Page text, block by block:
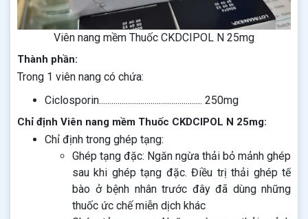
Viên nang mềm Thuốc CKDCIPOL N 25mg
Thành phần:
Trong 1 viên nang có chứa:
Ciclosporin.................................................. 250mg
Chỉ định Viên nang mềm Thuốc CKDCIPOL N 25mg:
Chỉ định trong ghép tạng:
Ghép tạng đặc: Ngăn ngừa thải bỏ mảnh ghép
sau khi ghép tạng đặc. Điều trị thải ghép tế
bào ở bệnh nhân trước đây đã dùng những
thuốc ức chế miễn dịch khác